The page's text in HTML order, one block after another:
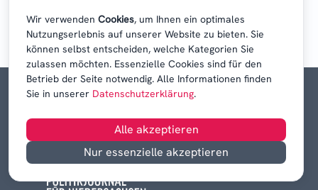
Wir verwenden Cookies, um Ihnen ein optimales
Nutzungserlebnis auf unserer Website zu bieten. Sie
können selbst entscheiden, welche Kategorien Sie
zulassen möchten. Essenzielle Cookies sind für den
Betrieb der Seite notwendig. Alle Informationen finden
Sie in unserer Datenschutzerklärung.
Alle akzeptieren
Nur essenzielle akzeptieren